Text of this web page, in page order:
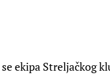
ekipa Streljačkog